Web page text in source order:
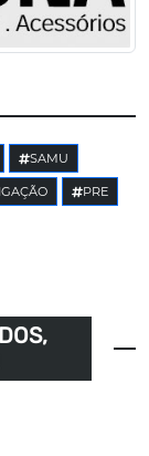
SAMU
PRE